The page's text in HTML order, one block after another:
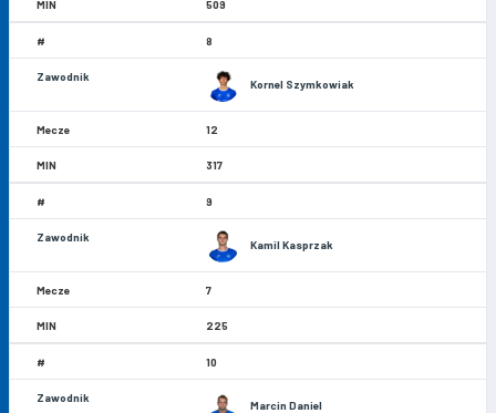
509
8
Kornel Szymkowiak
12
317
9
Kamil Kasprzak
7
225
10
Marcin Daniel